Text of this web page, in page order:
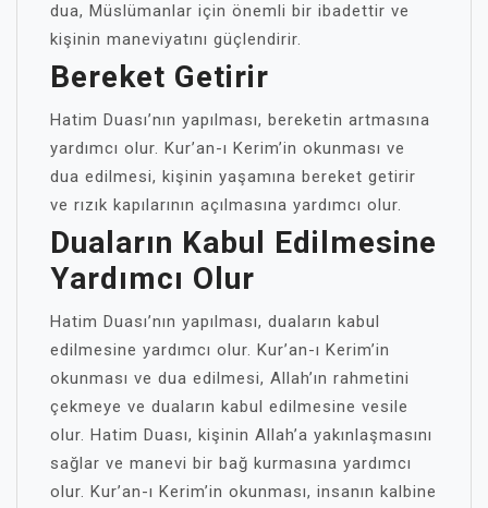
dua, Müslümanlar için önemli bir ibadettir ve
kişinin maneviyatını güçlendirir.
Bereket Getirir
Hatim Duası’nın yapılması, bereketin artmasına
yardımcı olur. Kur’an-ı Kerim’in okunması ve
dua edilmesi, kişinin yaşamına bereket getirir
ve rızık kapılarının açılmasına yardımcı olur.
Duaların Kabul Edilmesine
Yardımcı Olur
Hatim Duası’nın yapılması, duaların kabul
edilmesine yardımcı olur. Kur’an-ı Kerim’in
okunması ve dua edilmesi, Allah’ın rahmetini
çekmeye ve duaların kabul edilmesine vesile
olur. Hatim Duası, kişinin Allah’a yakınlaşmasını
sağlar ve manevi bir bağ kurmasına yardımcı
olur. Kur’an-ı Kerim’in okunması, insanın kalbine